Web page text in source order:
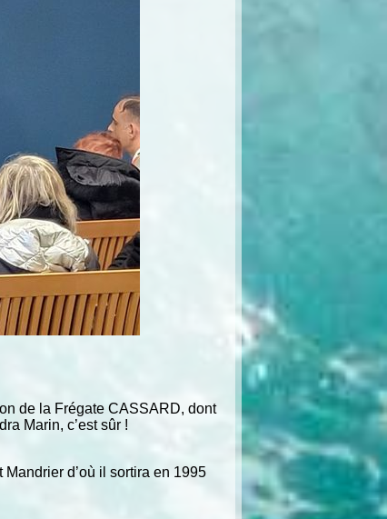
de la Frégate CASSARD, dont
Marin, c’est sûr !
d’où il sortira en 1995